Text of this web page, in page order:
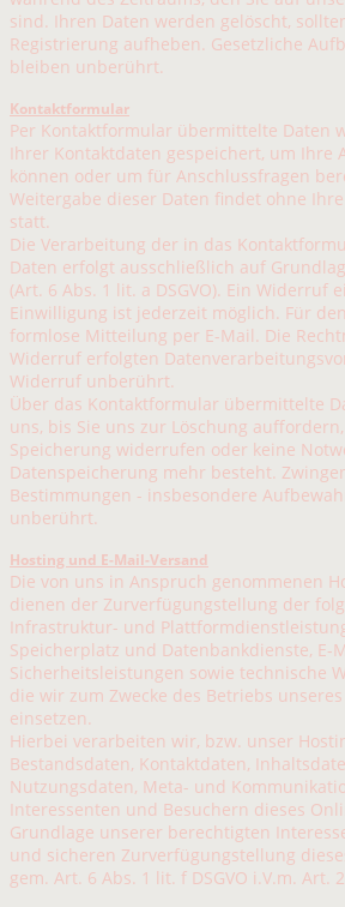
sind. Ihren Daten werden gelöscht,
Registrierung aufheben. Gesetzliche
bleiben unberührt.
Kontaktformular
Per Kontaktformular übermittelte Daten
Ihrer Kontaktdaten gespeichert, um Ihre
können oder um für Anschlussfragen
Weitergabe dieser Daten findet ohne
statt.
Die Verarbeitung der in das
Daten erfolgt ausschließlich auf
(Art. 6 Abs. 1 lit. a DSGVO). Ein Widerruf
Einwilligung ist jederzeit möglich. Für
formlose Mitteilung per E-Mail. Die
Widerruf erfolgten
Widerruf unberührt.
Über das Kontaktformular übermittelte
uns, bis Sie uns zur Löschung
Speicherung widerrufen oder keine
Datenspeicherung mehr besteht.
Bestimmungen - insbesondere
unberührt.
Hosting und E-Mail-Versand
Die von uns in Anspruch genommenen
dienen der Zurverfügungstellung der
Infrastruktur- und
Speicherplatz und Datenbankdienste, E-
Sicherheitsleistungen sowie technische
die wir zum Zwecke des Betriebs
einsetzen.
Hierbei verarbeiten wir, bzw. unser
Bestandsdaten, Kontaktdaten,
Nutzungsdaten, Meta- und
Interessenten und Besuchern dieses
Grundlage unserer berechtigten
und sicheren Zurverfügungstellung
gem. Art. 6 Abs. 1 lit. f DSGVO i.V.m. Art.